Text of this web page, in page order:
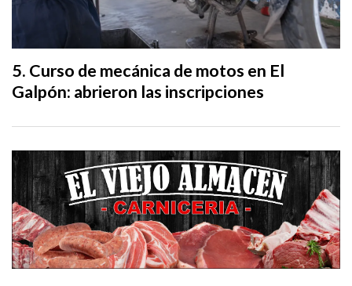
Curso de mecánica de motos en El
Galpón: abrieron las inscripciones